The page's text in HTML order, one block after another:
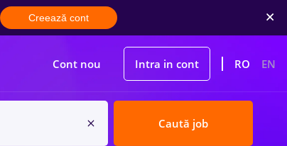
Creează cont
Cont nou Intra in cont RO EN
Caută job